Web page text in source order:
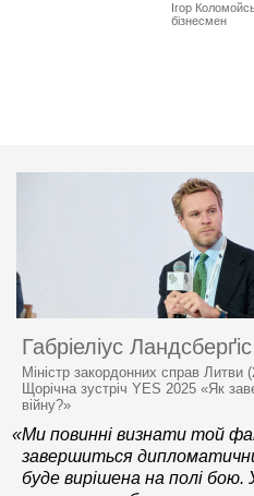
Ігор
бізнесмен
Габріеліус Ландсберґіс
Міністр закордонних справ Литви
Щорічна зустріч YES 2025 «Як
війну?»
«Ми повинні визнати той
завершиться
буде вирішена на полі бою.